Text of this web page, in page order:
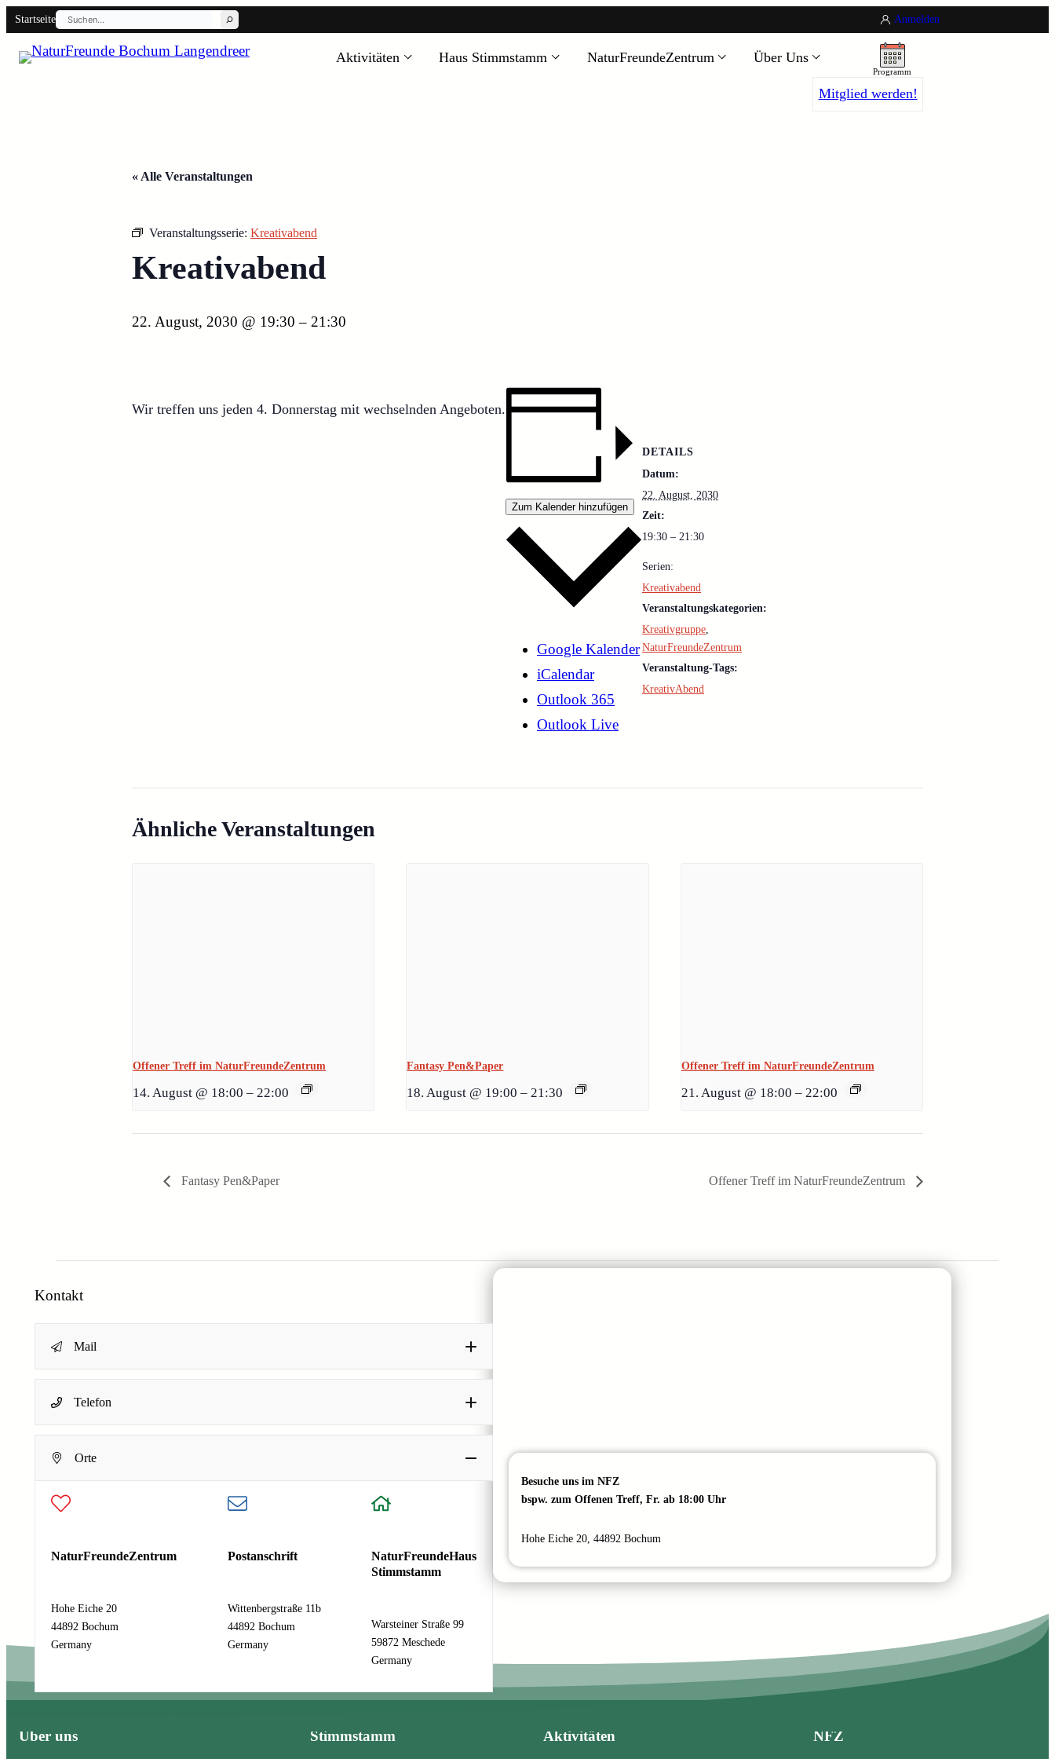
Startseite
Suchen
Anmelden
Aktivitäten Haus Stimmstamm NaturFreundeZentrum
Über Uns
Programm
Mitglied werden!
« Alle Veranstaltungen
Veranstaltungsserie: Kreativabend
Kreativabend
22. August, 2030 @ 19:30 – 21:30
Wir treffen uns jeden 4. Donnerstag mit wechselnden Angeboten.
Zum Kalender hinzufügen
Google Kalender
iCalendar
Outlook 365
Outlook Live
DETAILS
Datum:
22. August, 2030
Zeit:
19:30 – 21:30
Serien:
Kreativabend
Veranstaltungskategorien:
Kreativgruppe
NaturFreundeZentrum
Veranstaltung-Tags:
KreativAbend
Ähnliche Veranstaltungen
Offener Treff im NaturFreundeZentrum
14. August @ 18:00 – 22:00
Fantasy Pen&Paper
18. August @ 19:00 – 21:30
Offener Treff im NaturFreundeZentrum
21. August @ 18:00 – 22:00
Fantasy Pen&Paper Offener Treff im NaturFreundeZentrum
Kontakt
Mail
N
a
m
-
i
l
-
r
E-Mail-Adresse
Absenden
Telefon
Orte
NaturFreundeZentrum
Hohe Eiche 20
44892 Bochum
Germany
Postanschrift
Wittenbergstraße 11b
44892 Bochum
Germany
NaturFreundeHaus
Stimmstamm
Warsteiner Straße 99
59872 Meschede
Germany
Besuche uns im NFZ
bspw. zum Offenen Treff, Fr. ab 18:00 Uhr
Hohe Eiche 20, 44892 Bochum
Über uns Stimmstamm Aktivitäten NFZ